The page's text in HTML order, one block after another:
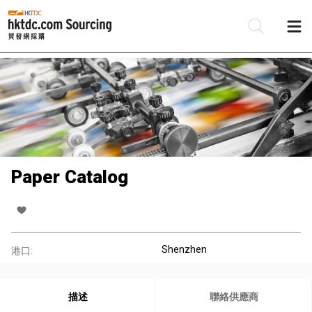
Paper Catalog
港口: Shenzhen
描述 聯絡供應商